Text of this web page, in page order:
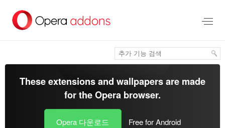
건
These extensions and wallpapers are made
for theOpera browser.
Opera 다운로드 Free for Android